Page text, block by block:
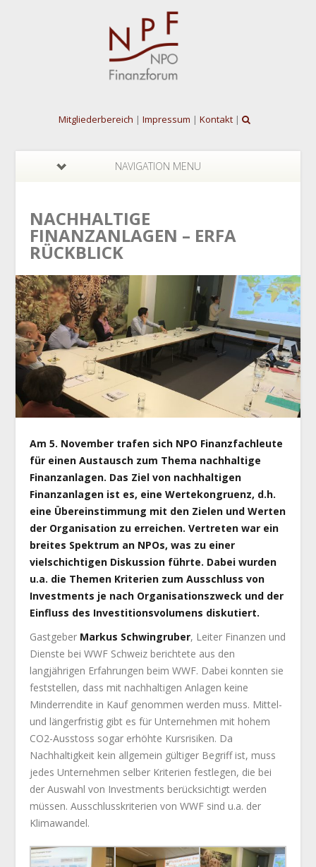
Mitgliederbereich | Impressum | Kontakt|
NAVIGATION MENU
NACHHALTIGE
FINANZANLAGEN – ERFA
RÜCKBLICK
Am 5. November trafen sich NPO Finanzfachleute
für einen Austausch zum Thema nachhaltige
Finanzanlagen. Das Ziel von nachhaltigen
Finanzanlagen ist es, eine Wertekongruenz, d.h.
eine Übereinstimmung mit den Zielen und Werten
der Organisation zu erreichen. Vertreten war ein
breites Spektrum an NPOs, was zu einer
vielschichtigen Diskussion führte. Dabei wurden
u.a. die Themen Kriterien zum Ausschluss von
Investments je nach Organisationszweck und der
Einfluss des Investitionsvolumens diskutiert.
Gastgeber Markus Schwingruber, Leiter Finanzen und
Dienste bei WWF Schweiz berichtete aus den
langjährigen Erfahrungen beim WWF. Dabei konnten sie
feststellen, dass mit nachhaltigen Anlagen keine
Minderrendite in Kauf genommen werden muss. Mittel-
und längerfristig gibt es für Unternehmen mit hohem
CO2-Ausstoss sogar erhöhte Kursrisiken. Da
Nachhaltigkeit kein allgemein gültiger Begriff ist, muss
jedes Unternehmen selber Kriterien festlegen, die bei
der Auswahl von Investments berücksichtigt werden
müssen. Ausschlusskriterien von WWF sind u.a. der
Klimawandel.